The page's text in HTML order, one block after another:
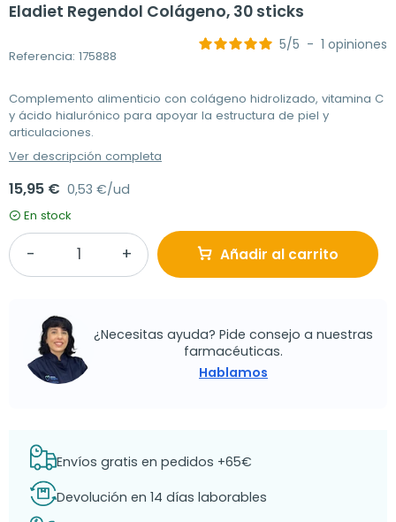
Eladiet Regendol Colágeno, 30 sticks
Referencia: 175888
5/5 - 1 opiniones
Complemento alimenticio con colágeno hidrolizado, vitamina C
y ácido hialurónico para apoyar la estructura de piel y
articulaciones.
Ver descripción completa
15,95 € 0,53 €/ud
En stock
Añadir al carrito
¿Necesitas ayuda? Pide consejo a nuestras
farmacéuticas.
Hablamos
Envíos gratis en pedidos +65€
Devolución en 14 días laborables